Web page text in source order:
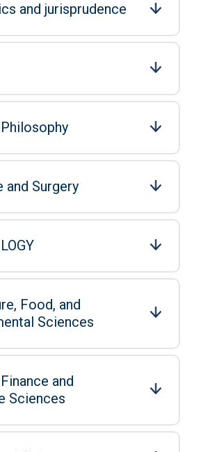
and jurisprudence
and Surgery
Food, and
Sciences
and
Sciences